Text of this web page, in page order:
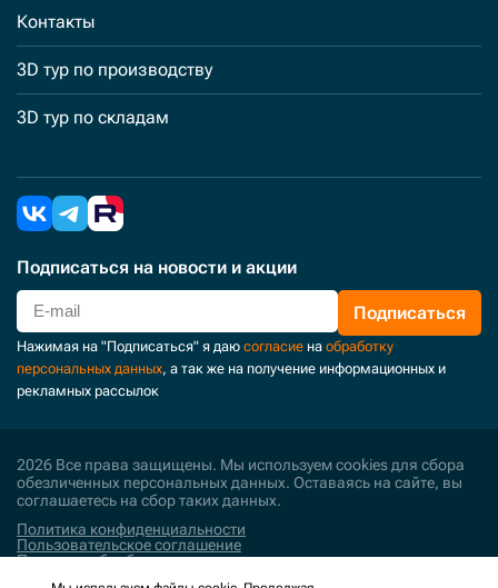
Контакты
3D тур по производству
3D тур по складам
Подписаться на новости и акции
Подписаться
Нажимая на "Подписаться" я даю согласие на обработку
персональных данных, а так же на получение информационных и
рекламных рассылок
2026 Все права защищены. Мы используем cookies для сбора
обезличенных персональных данных. Оставаясь на сайте, вы
соглашаетесь на сбор таких данных.
Политика конфиденциальности
Пользовательское соглашение
Политика обработки персональных данных